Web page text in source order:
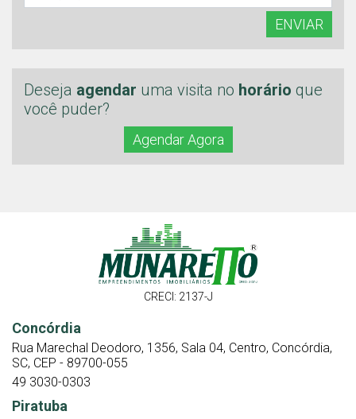
ENVIAR
Deseja agendar uma visita no horário que
você puder?
Agendar Agora
CRECI: 2137-J
Concórdia
Rua Marechal Deodoro, 1356, Sala 04, Centro, Concórdia,
SC, CEP - 89700-055
49 3030-0303
Piratuba